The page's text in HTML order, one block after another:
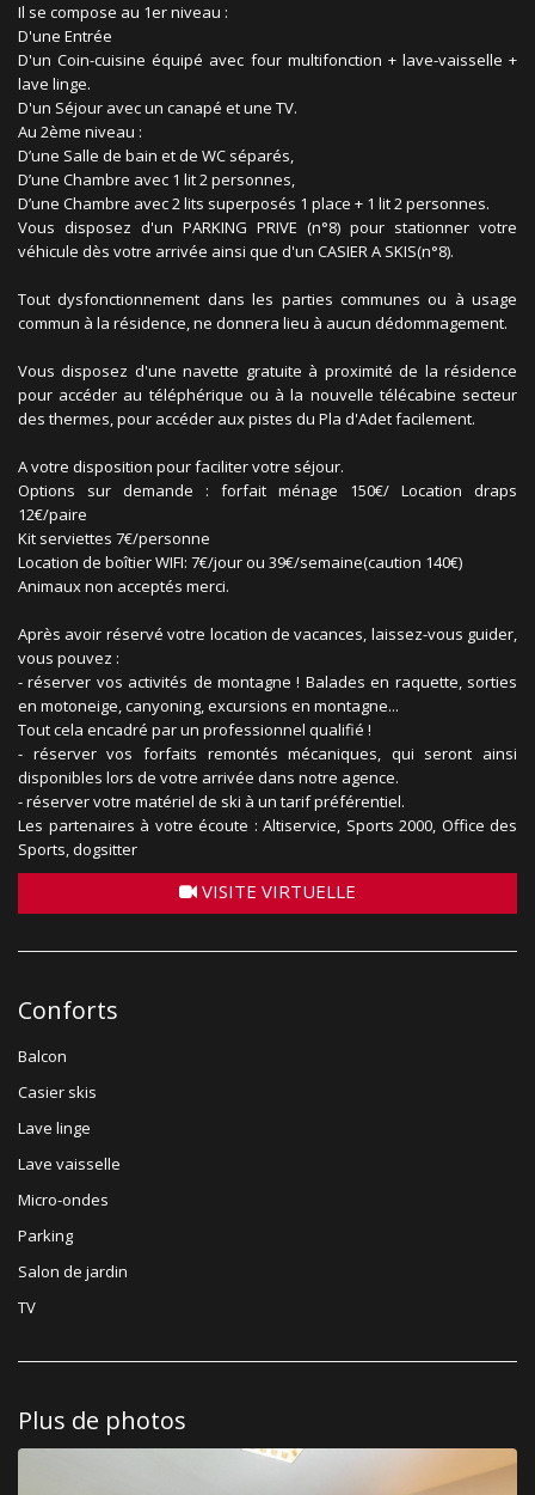
Il se compose au 1er niveau :
D'une Entrée
D'un Coin-cuisine équipé avec four multifonction + lave-vaisselle +
lave linge.
D'un Séjour avec un canapé et une TV.
Au 2ème niveau :
D’une Salle de bain et de WC séparés,
D’une Chambre avec 1 lit 2 personnes,
D’une Chambre avec 2 lits superposés 1 place + 1 lit 2 personnes.
Vous disposez d'un PARKING PRIVE (n°8) pour stationner votre
véhicule dès votre arrivée ainsi que d'un CASIER A SKIS(n°8).
Tout dysfonctionnement dans les parties communes ou à usage
commun à la résidence, ne donnera lieu à aucun dédommagement.
Vous disposez d'une navette gratuite à proximité de la résidence
pour accéder au téléphérique ou à la nouvelle télécabine secteur
des thermes, pour accéder aux pistes du Pla d'Adet facilement.
A votre disposition pour faciliter votre séjour.
Options sur demande : forfait ménage 150€/ Location draps
12€/paire
Kit serviettes 7€/personne
Location de boîtier WIFI: 7€/jour ou 39€/semaine(caution 140€)
Animaux non acceptés merci.
Après avoir réservé votre location de vacances, laissez-vous guider,
vous pouvez :
- réserver vos activités de montagne ! Balades en raquette, sorties
en motoneige, canyoning, excursions en montagne...
Tout cela encadré par un professionnel qualifié !
- réserver vos forfaits remontés mécaniques, qui seront ainsi
disponibles lors de votre arrivée dans notre agence.
- réserver votre matériel de ski à un tarif préférentiel.
Les partenaires à votre écoute : Altiservice, Sports 2000, Office des
Sports, dogsitter
VISITE VIRTUELLE
Conforts
Balcon
Casier skis
Lave linge
Lave vaisselle
Micro-ondes
Parking
Salon de jardin
TV
Plus de photos